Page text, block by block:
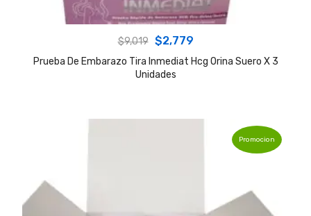
$9,019 Original
price
was:
$2,779Current
price
Prueba De Embarazo Tira Inmediat Hcg Orina Suero X 3
Unidades
Promocion